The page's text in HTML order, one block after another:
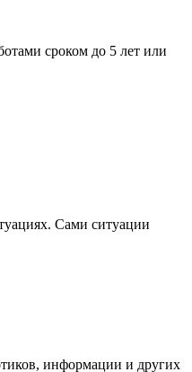
сроком до 5 лет или
Сами ситуации
информации и других